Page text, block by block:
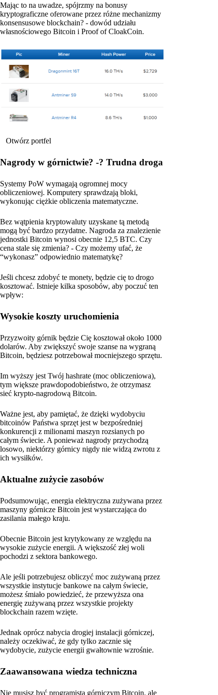
Mając to na uwadze, spójrzmy na bonusy
kryptograficzne oferowane przez różne mechanizmy
konsensusowe blockchain? - dowód udziału
własnościowego Bitcoin i Proof of CloakCoin.
Otwórz portfel
Nagrody w górnictwie? -? Trudna droga
Systemy PoW wymagają ogromnej mocy
obliczeniowej. Komputery sprawdzają bloki,
wykonując ciężkie obliczenia matematyczne.
Bez wątpienia kryptowaluty uzyskane tą metodą
mogą być bardzo przydatne. Nagroda za znalezienie
jednostki Bitcoin wynosi obecnie 12,5 BTC. Czy
cena stale się zmienia? - Czy możemy ufać, że
“wykonasz” odpowiednio matematykę?
Jeśli chcesz zdobyć te monety, będzie cię to drogo
kosztować. Istnieje kilka sposobów, aby poczuć ten
wpływ:
Wysokie koszty uruchomienia
Przyzwoity górnik będzie Cię kosztował około 1000
dolarów. Aby zwiększyć swoje szanse na wygraną
Bitcoin, będziesz potrzebował mocniejszego sprzętu.
Im wyższy jest Twój hashrate (moc obliczeniowa),
tym większe prawdopodobieństwo, że otrzymasz
sieć krypto-nagrodową Bitcoin.
Ważne jest, aby pamiętać, że dzięki wydobyciu
bitcoinów Państwa sprzęt jest w bezpośredniej
konkurencji z milionami maszyn rozsianych po
całym świecie. A ponieważ nagrody przychodzą
losowo, niektórzy górnicy nigdy nie widzą zwrotu z
ich wysiłków.
Aktualne zużycie zasobów
Podsumowując, energia elektryczna zużywana przez
maszyny górnicze Bitcoin jest wystarczająca do
zasilania małego kraju.
Obecnie Bitcoin jest krytykowany ze względu na
wysokie zużycie energii. A większość złej woli
pochodzi z sektora bankowego.
Ale jeśli potrzebujesz obliczyć moc zużywaną przez
wszystkie instytucje bankowe na całym świecie,
możesz śmiało powiedzieć, że przewyższa ona
energię zużywaną przez wszystkie projekty
blockchain razem wzięte.
Jednak oprócz nabycia drogiej instalacji górniczej,
należy oczekiwać, że gdy tylko zacznie się
wydobycie, zużycie energii gwałtownie wzrośnie.
Zaawansowana wiedza techniczna
Nie musisz być programistą górniczym Bitcoin, ale